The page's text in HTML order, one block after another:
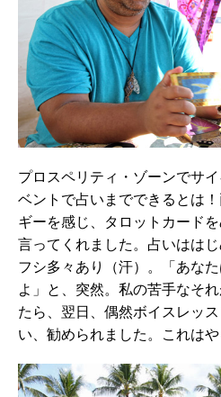
プロスペリティ・ゾーンでサ
ベントで占いまでできるとは
ギーを感じ、タロットカード
言ってくれました。占いはは
フシ多々あり（汗）。「あな
よ」と、突然。私の苦手なそ
たら、翌日、偶然ボイスレッ
い、勧められました。これはや